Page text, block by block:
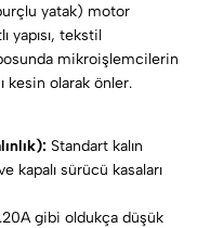
yatak) motor
yapısı, tekstil
mikroişlemcilerin
kesin olarak önler.
Standart kalın
kapalı sürücü kasaları
gibi oldukça düşük